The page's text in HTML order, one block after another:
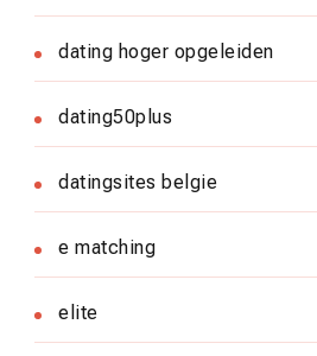
dating hoger opgeleiden
dating50plus
datingsites belgie
e matching
elite